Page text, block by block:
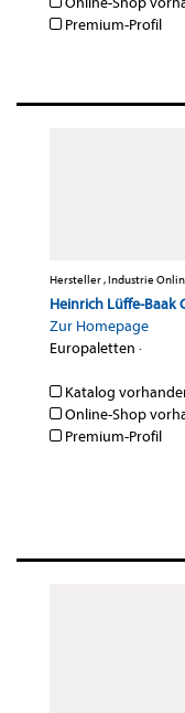
Premium-Profil
Hersteller , Industrie
Heinrich Lüffe-Baak
Zur Homepage
Europaletten ·
Katalog
Online-Shop
Premium-Profil